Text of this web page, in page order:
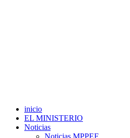
inicio
EL MINISTERIO
Noticias
Noticias MPPEF